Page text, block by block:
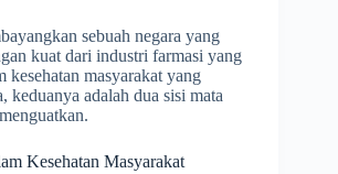
sebuah negara yang
kuat dari industri farmasi yang
kesehatan masyarakat yang
keduanya adalah dua sisi mata
Kesehatan Masyarakat